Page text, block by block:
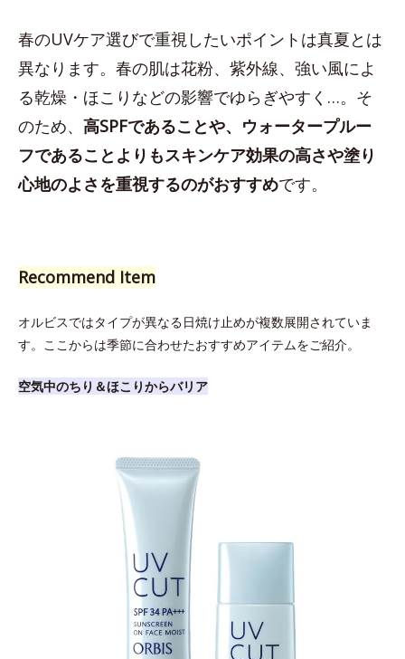
春のUVケア選びで重視したいポイントは真夏とは
異なります。春の肌は花粉、紫外線、強い風によ
る乾燥・ほこりなどの影響でゆらぎやすく…。そ
のため、 高SPFであることや、ウォータープルー
フであることよりもスキンケア効果の高さや塗り
心地のよさを重視するのがおすすめです。
Recommend Item
オルビスではタイプが異なる日焼け止めが複数展開されていま
す。ここからは季節に合わせたおすすめアイテムをご紹介。
空気中のちり＆ほこりからバリア